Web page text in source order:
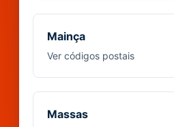
Mainça
Ver códigos postais
Massas